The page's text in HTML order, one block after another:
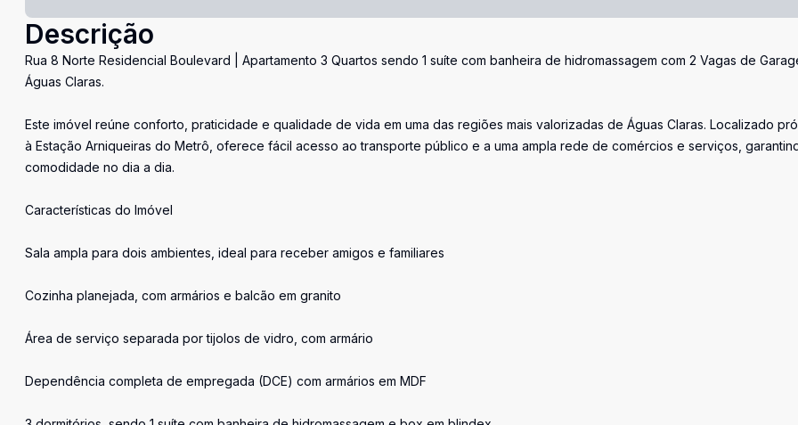
Descrição
Rua 8 Norte Residencial Boulevard | Apartamento 3 Quartos sendo 1 suíte com banheira de hidromassagem com 2 Vagas de
Águas Claras.
Este imóvel reúne conforto, praticidade e qualidade de vida em uma das regiões mais valorizadas de Águas Claras. Localizado
à Estação Arniqueiras do Metrô, oferece fácil acesso ao transporte público e a uma ampla rede de comércios e serviços,
comodidade no dia a dia.
Características do Imóvel
Sala ampla para dois ambientes, ideal para receber amigos e familiares
Cozinha planejada, com armários e balcão em granito
Área de serviço separada por tijolos de vidro, com armário
Dependência completa de empregada (DCE) com armários em MDF